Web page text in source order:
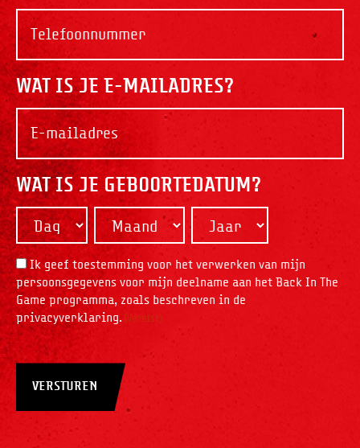
WAT IS JE E-MAILADRES?
WAT IS JE GEBOORTEDATUM?
Dag Maand Jaar
INSTEMMING
Ik geef toestemming voor het verwerken van mijn
persoonsgegevens voor mijn deelname aan het Back In The
Game programma, zoals beschreven in de
privacyverklaring. (Vereist)